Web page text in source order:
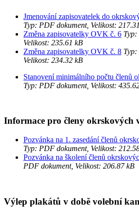
Jmenování zapisovatelek do
Typ: PDF dokument, Velikost:
Změna zapisovatelky OVK č. 6 Typ:
Velikost: 235.61 kB
Změna zapisovatelky OVK č. 8 Typ:
Velikost: 234.32 kB
Stanovení minimálního počtu členů
Typ: PDF dokument, Velikost:
Informace pro členy okrskových
Pozvánka na 1. zasedání členů
Typ: PDF dokument, Velikost:
Pozvánka na školení členů
PDF dokument, Velikost: 206.87 kB
Výlep plakátů v době volební